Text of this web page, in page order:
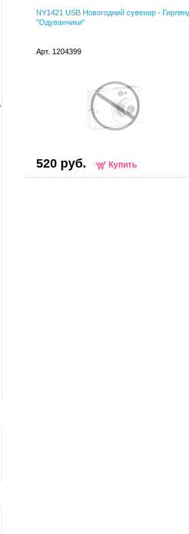
NY1421 USB Новогодний сувенир -
"Одуванчики"
Арт. 1204399
520 руб. Купить